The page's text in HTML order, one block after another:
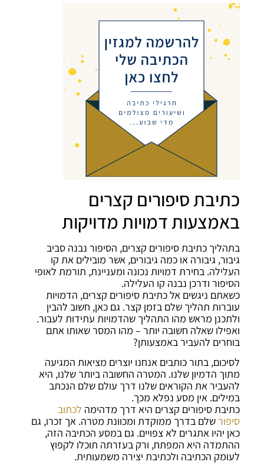
כתיבת סיפורים קצרים
באמצעות דמויות מדויקות
בתהליך כתיבת סיפורים קצרים, הסיפור נבנה סביב
גיבור, גיבורה או כמה גיבורים, אשר מובילים את קו
העלילה. בחירת דמויות נכונה ומעניינת, תורמת לאופי
הסיפור ודרכן נבנה קו העלילה.
כשאתם ניגשים אל כתיבת סיפורים קצרים, הדמויות
עוברות תהליך שלם בזמן קצר. גם כאן, חשוב להבין
ולתכנן מראש מהו התהליך שהדמויות עתידות לעבור.
ואפילו שאלה חשובה יותר – מהו המסר שאותו אתם
בוחרים להעביר באמצעותן?
לסיכום, בתור כותבים אנחנו יוצרים מציאות המגיעה
מתוך הדמיון שלנו. המטרה החשובה ביותר שלנו, היא
להעביר את הקוראים שלנו דרך עולם שלם הנכתב
במילים. אין מסע נפלא מכך.
כתיבת סיפורים קצרים היא דרך מדהימה לכתוב
סיפורשלם בדרך ממוקדת ומכוונת מטרה. אך זכרו, גם
כאן יהיו אתגרים לא צפויים. גם במסע הכתיבה הזה,
ההתמדה היא המפתח, ורק בעזרתה תוכלו לקפוץ
לעומק הכתיבה ולכתיבת יצירה משמעותית.